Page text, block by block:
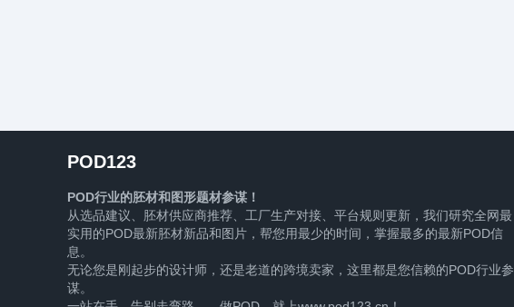
POD123
POD行业的胚材和图形题材参谋！
从选品建议、胚材供应商推荐、工厂生产对接、平台规则更新，我们研究全网最
实用的POD最新胚材新品和图片，帮您用最少的时间，掌握最多的最新POD信
息。
无论您是刚起步的设计师，还是老道的跨境卖家，这里都是您信赖的POD行业参
谋。